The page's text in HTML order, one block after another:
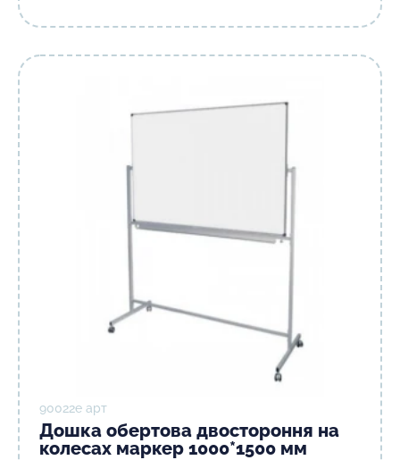
90022е арт
Дошка обертова двостороння на
колесах маркер 1000*1500 мм